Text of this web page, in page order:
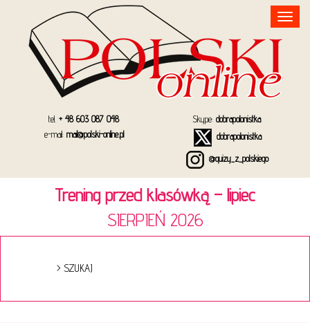
Toggle
navigation
tel. + 48 603 087 048
e-mail: mail@polski-online.pl
Skype: dobrapolonistka
dobrapolonistka
@quizy_z_polskiego
Trening przed klasówką – lipiec
SIERPIEŃ 2026